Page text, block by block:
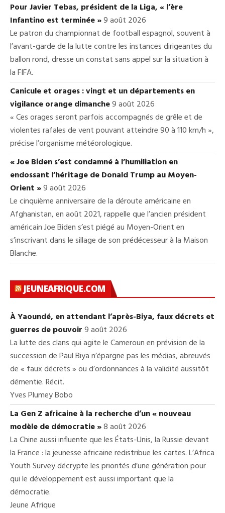
Pour Javier Tebas, président de la Liga, « l’ère
Infantino est terminée »9 août 2026
Le patron du championnat de football espagnol, souvent à
l’avant-garde de la lutte contre les instances dirigeantes du
ballon rond, dresse un constat sans appel sur la situation à
la FIFA.
Canicule et orages : vingt et un départements en
vigilance orange dimanche9 août 2026
« Ces orages seront parfois accompagnés de grêle et de
violentes rafales de vent pouvant atteindre 90 à 110 km/h »,
précise l’organisme météorologique.
« Joe Biden s’est condamné à l’humiliation en
endossant l’héritage de Donald Trump au Moyen-
Orient »9 août 2026
Le cinquième anniversaire de la déroute américaine en
Afghanistan, en août 2021, rappelle que l’ancien président
américain Joe Biden s’est piégé au Moyen-Orient en
s’inscrivant dans le sillage de son prédécesseur à la Maison
Blanche.
JEUNEAFRIQUE.COM
À Yaoundé, en attendant l’après-Biya, faux décrets et
guerres de pouvoir9 août 2026
La lutte des clans qui agite le Cameroun en prévision de la
succession de Paul Biya n’épargne pas les médias, abreuvés
de « faux décrets » ou d’ordonnances à la validité aussitôt
démentie. Récit.
Yves Plumey Bobo
La Gen Z africaine à la recherche d’un « nouveau
modèle de démocratie »8 août 2026
La Chine aussi influente que les États-Unis, la Russie devant
la France : la jeunesse africaine redistribue les cartes. L’Africa
Youth Survey décrypte les priorités d’une génération pour
qui le développement est aussi important que la
démocratie.
Jeune Afrique